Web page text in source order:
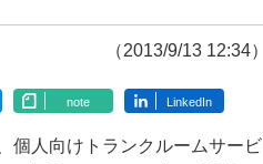
（2013/9/13 12:34）
note LinkedIn
個人向けトランクルームサービ